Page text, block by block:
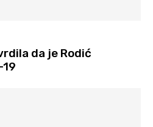
da je Rodić